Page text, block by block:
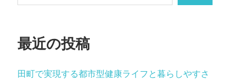
ジ
送
り
最近の投稿
田町で実現する都市型健康ライフと暮らしやすさ